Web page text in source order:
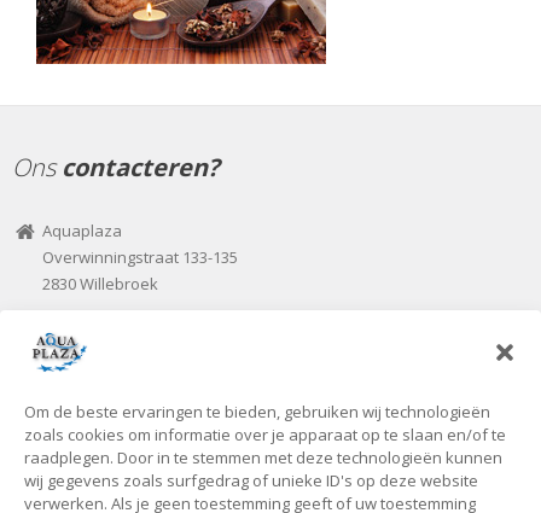
Om de beste ervaringen te bieden, gebruiken wij technologieën
zoals cookies om informatie over je apparaat op te slaan en/of te
raadplegen. Door in te stemmen met deze technologieën kunnen
wij gegevens zoals surfgedrag of unieke ID's op deze website
verwerken. Als je geen toestemming geeft of uw toestemming
Onscontacteren?
Aquaplaza
Overwinningstraat 133-135
2830 Willebroek
03 / 866 07 82
aquaplaza@seniorplaza.be
Onzeopeningsuren
Voorlopig zijn we uitsluitend open tijdens de kantooruren of op